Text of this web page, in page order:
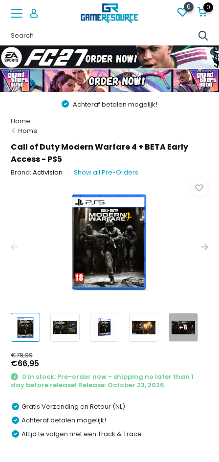
0 0
Vóór 22:00 besteld op werkdagen, volgende
Home
Home
Call of Duty Modern Warfare 4 + BETA Early
Access - PS5
Brand:Activision Show all Pre-Orders
+6
€79,99
€66,95
0 In stock: Pre-order now - shipping no later than 1
day before release! Release: October 23, 2026.
Gratis Verzending en Retour (NL)
Achteraf betalen mogelijk!
Altijd te volgen met een Track & Trace